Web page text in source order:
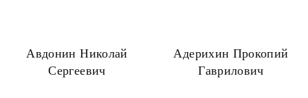
Авдонин Николай
Сергеевич
Адерихин Прокопий
Гаврилович